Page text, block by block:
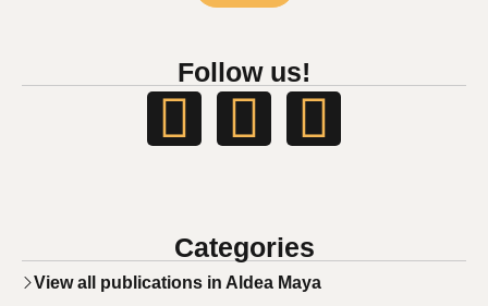
NATIONAL AWARD
Follow us!
Categories
View all publications in Aldea Maya